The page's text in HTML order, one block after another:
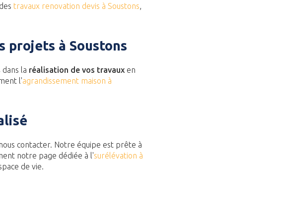
travaux renovation devis à Soustons,
projets à Soustons
la réalisation de vos travaux en
l'agrandissement maison à
contacter. Notre équipe est prête à
notre page dédiée à l'surélévation à
de vie.